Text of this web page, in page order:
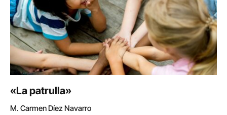
«La patrulla»
M. Carmen Díez Navarro